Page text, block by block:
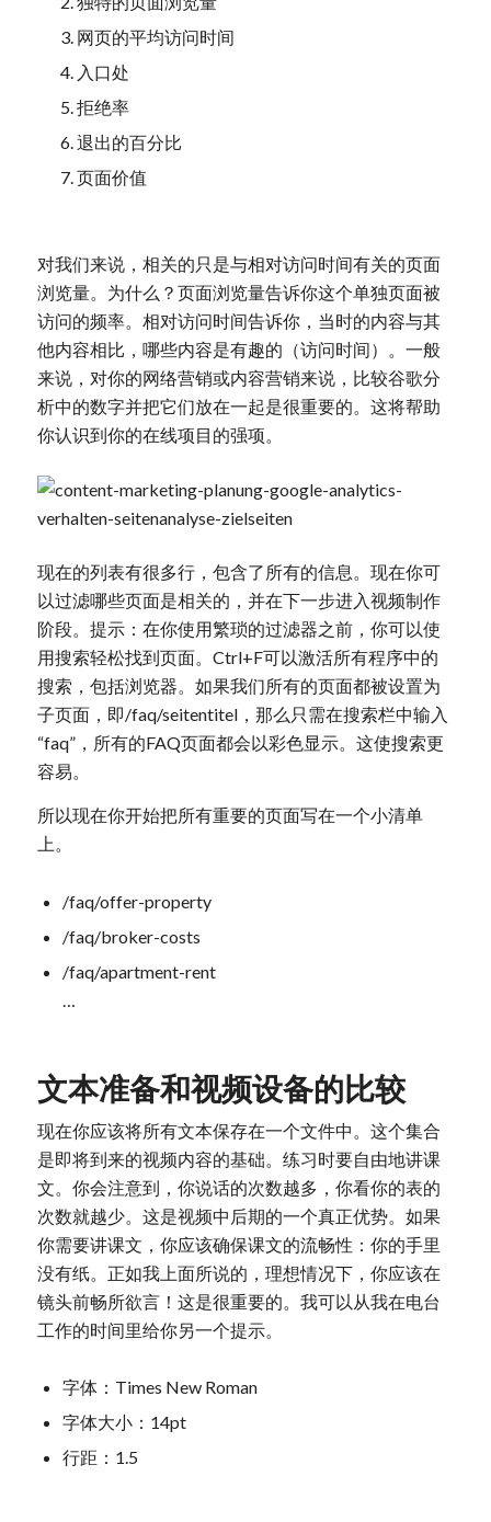
网页的平均访问时间
入口处
拒绝率
退出的百分比
页面价值
对我们来说，相关的只是与相对访问时间有关的页面
浏览量。为什么？页面浏览量告诉你这个单独页面被
访问的频率。相对访问时间告诉你，当时的内容与其
他内容相比，哪些内容是有趣的（访问时间）。一般
来说，对你的网络营销或内容营销来说，比较谷歌分
析中的数字并把它们放在一起是很重要的。这将帮助
你认识到你的在线项目的强项。
现在的列表有很多行，包含了所有的信息。现在你可
以过滤哪些页面是相关的，并在下一步进入视频制作
阶段。提示：在你使用繁琐的过滤器之前，你可以使
用搜索轻松找到页面。Ctrl+F可以激活所有程序中的
搜索，包括浏览器。如果我们所有的页面都被设置为
子页面，即/faq/seitentitel，那么只需在搜索栏中输入
“faq”，所有的FAQ页面都会以彩色显示。这使搜索更
容易。
所以现在你开始把所有重要的页面写在一个小清单
上。
/faq/offer-property
/faq/broker-costs
/faq/apartment-rent
文本准备和视频设备的比较
现在你应该将所有文本保存在一个文件中。这个集合
是即将到来的视频内容的基础。练习时要自由地讲课
文。你会注意到，你说话的次数越多，你看你的表的
次数就越少。这是视频中后期的一个真正优势。如果
你需要讲课文，你应该确保课文的流畅性：你的手里
没有纸。正如我上面所说的，理想情况下，你应该在
镜头前畅所欲言！这是很重要的。我可以从我在电台
工作的时间里给你另一个提示。
字体：Times New Roman
字体大小：14pt
行距：1.5